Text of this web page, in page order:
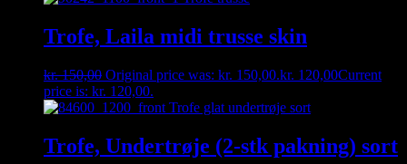
Trofe, Laila midi trusse skin
kr.150,00 Original price was: kr. 150,00.kr. 120,00Current
price is: kr. 120,00.
Trofe, Undertrøje (2-stk pakning) sort